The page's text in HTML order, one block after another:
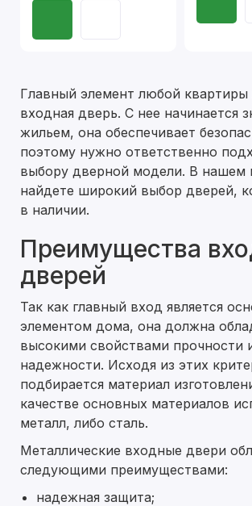
Главный элемент любой
входная дверь. С нее начинается
жильем, она обеспечивает
поэтому нужно ответственно
выбору дверной модели. В нашем
найдете широкий выбор дверей,
в наличии.
Преимущества
дверей
Так как главный вход является
элементом дома, она должна
высокими свойствами прочности
надежности. Исходя из этих
подбирается материал
качестве основных материалов
металл, либо сталь.
Металлические входные двери
следующими преимуществами:
надежная защита;